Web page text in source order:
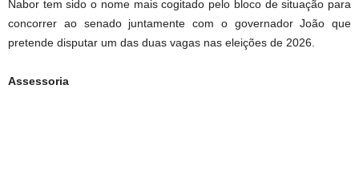
Nabor tem sido o nome mais cogitado pelo bloco de situação para
concorrer ao senado juntamente com o governador João que
pretende disputar um das duas vagas nas eleições de 2026.
Assessoria